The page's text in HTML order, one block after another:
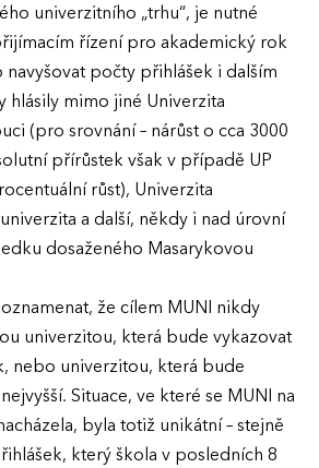
univerzitního „trhu“, je nutné
řízení pro akademický rok
navyšovat počty přihlášek i dalším
hlásily mimo jiné Univerzita
(pro srovnání – nárůst o cca 3000
přírůstek však v případě UP
růst), Univerzita
a další, někdy i nad úrovní
dosaženého Masarykovou
že cílem MUNI nikdy
univerzitou, která bude vykazovat
nebo univerzitou, která bude
Situace, ve které se MUNI na
byla totiž unikátní – stejně
který škola v posledních 8